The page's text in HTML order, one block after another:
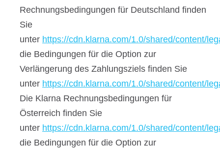
Rechnungsbedingungen für Deutschland finden
Sie
unter https://cdn.klarna.com/1.0/shared/content/
die Bedingungen für die Option zur
Verlängerung des Zahlungsziels finden Sie
unter https://cdn.klarna.com/1.0/shared/content/
Die Klarna Rechnungsbedingungen für
Österreich finden Sie
unter https://cdn.klarna.com/1.0/shared/content/
die Bedingungen für die Option zur